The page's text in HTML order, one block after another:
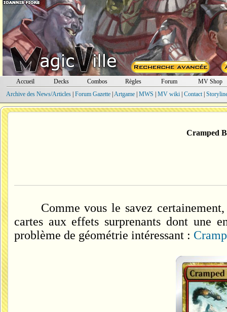
Accueil Decks Combos Règles Forum
MV Shop
Archive des News/Articles| Forum Gazette| Artgame| MWS MV wiki| Contact|
Cramped
Comme vous le savez
cartes aux effets surprenants dont une
problème de géométrie intéressant :